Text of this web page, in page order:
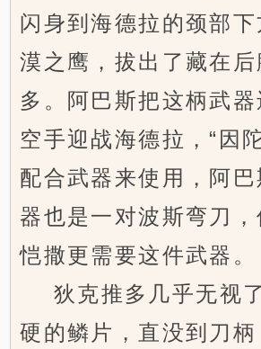
闪身到海德拉的颈部
漠之鹰，拔出了藏在
多。阿巴斯把这柄武器
空手迎战海德拉，“因
配合武器来使用，阿
器也是一对波斯弯刀，
恺撒更需要这件武器。
狄克推多几乎无视
硬的鳞片，直没到刀